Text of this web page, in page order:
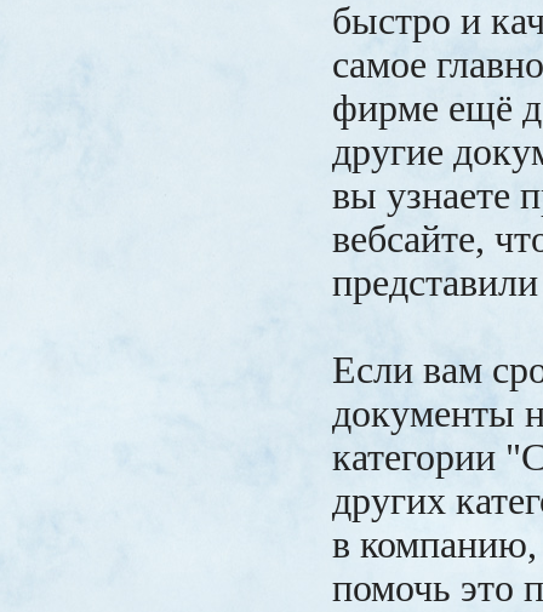
быстро и
самое
фирме ещё
другие
вы узнаете
вебсайте,
Если вам
документы
категории
других
в компанию,
помочь это